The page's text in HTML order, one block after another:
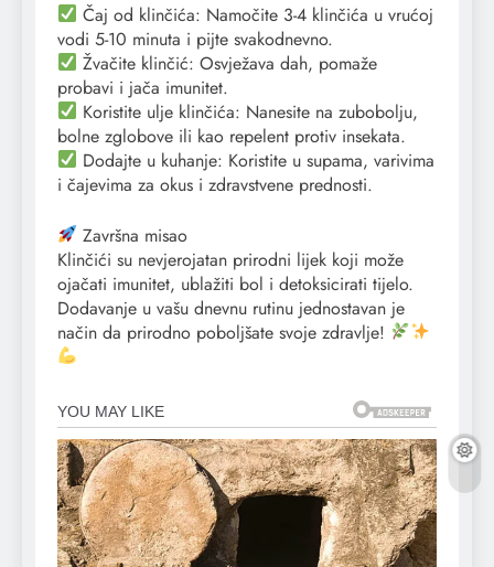
Čaj od klinčića: Namočite 3-4 klinčića u vrućoj
vodi 5-10 minuta i pijte svakodnevno.
Žvačite klinčić: Osvježava dah, pomaže
probavi i jača imunitet.
Koristite ulje klinčića: Nanesite na zubobolju,
bolne zglobove ili kao repelent protiv insekata.
Dodajte u kuhanje: Koristite u supama, varivima
i čajevima za okus i zdravstvene prednosti.
Završna misao
Klinčići su nevjerojatan prirodni lijek koji može
ojačati imunitet, ublažiti bol i detoksicirati tijelo.
Dodavanje u vašu dnevnu rutinu jednostavan je
način da prirodno poboljšate svoje zdravlje!